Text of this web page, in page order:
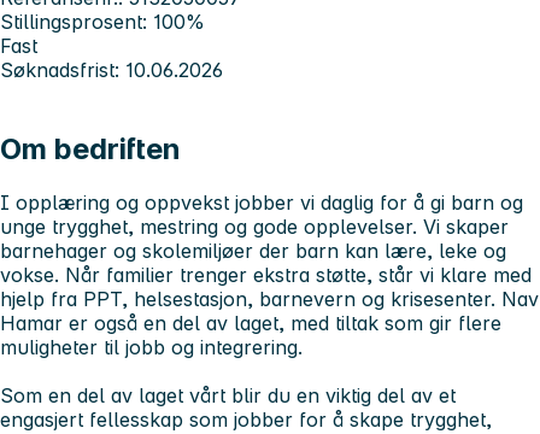
Stillingsprosent: 100%
Fast
Søknadsfrist: 10.06.2026
Om bedriften
I opplæring og oppvekst jobber vi daglig for å gi barn og
unge trygghet, mestring og gode opplevelser. Vi skaper
barnehager og skolemiljøer der barn kan lære, leke og
vokse. Når familier trenger ekstra støtte, står vi klare med
hjelp fra PPT, helsestasjon, barnevern og krisesenter. Nav
Hamar er også en del av laget, med tiltak som gir flere
muligheter til jobb og integrering.
Som en del av laget vårt blir du en viktig del av et
engasjert fellesskap som jobber for å skape trygghet,